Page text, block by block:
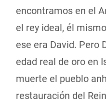
encontramos en el
el rey ideal, él
ese era David. Pero
edad real de oro en
muerte el pueblo
restauración del